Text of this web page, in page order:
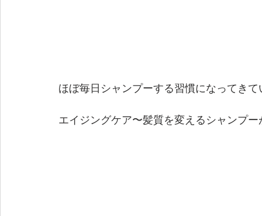
ほぼ毎日シャンプーする習慣になってきて
エイジングケア〜髪質を変えるシャンプ